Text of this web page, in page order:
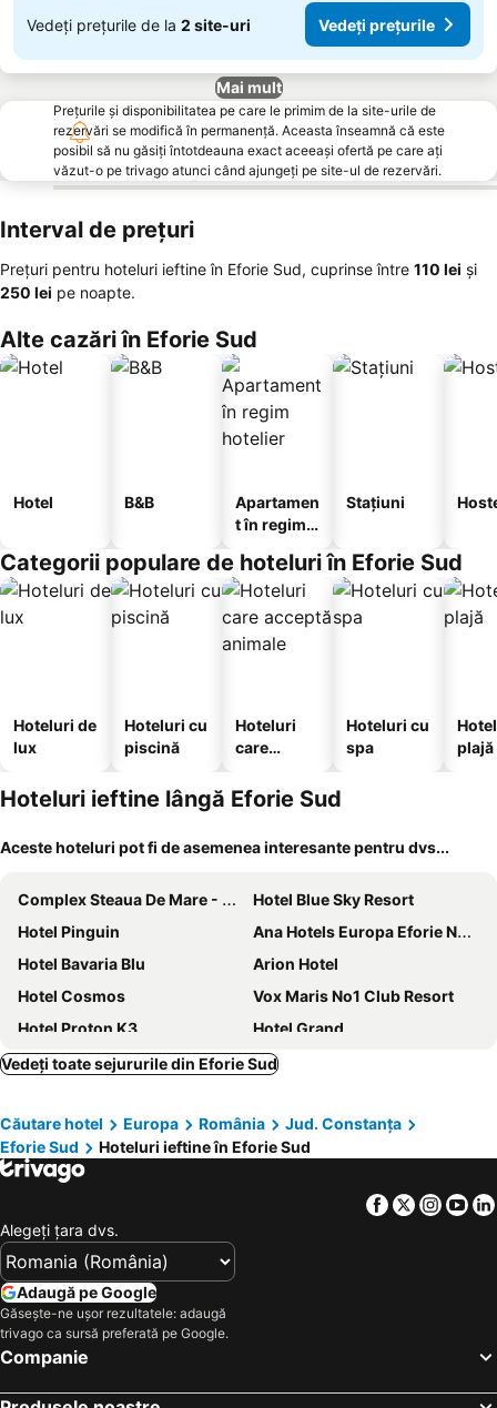
Vedeți prețurile de la 2 site-uri Vedeți prețurile
Mai mult
Prețurile și disponibilitatea pe care le primim de la site-urile de
rezervări se modifică în permanență. Aceasta înseamnă că este
posibil să nu găsiți întotdeauna exact aceeași ofertă pe care ați
văzut-o pe trivago atunci când ajungeți pe site-ul de rezervări.
Interval de prețuri
Prețuri pentru hoteluri ieftine în Eforie Sud, cuprinse între ‎110 lei și
‎250 lei pe noapte.
Alte cazări în Eforie Sud
Hotel B&B
Apartamen
t în regim
Stațiuni
Categorii populare de hoteluri în Eforie Sud
Hoteluri de
lux
Hoteluri cu
piscină
Hoteluri
care
animale
Hoteluri cu
spa
plajă
Hoteluri ieftine lângă Eforie Sud
Aceste hoteluri pot fi de asemenea interesante pentru dvs...
Complex Steaua De Mare - Delfinul
Hotel Blue Sky Resort
Hotel Pinguin
Ana Hotels Europa Eforie Nord
Hotel Bavaria Blu
Arion Hotel
Hotel Cosmos
Vox Maris No1 Club Resort
Hotel Proton K3
Hotel Grand
Oltenia
Hotel Gloria
Hotel Megalos
Hotel Oxford
Hotel Valul Magic
Casa Mario
Tiberius Residence
Vila La Mer
Hotel 2D Resort and Spa
Hotel Terra
Pension Iory`s
Hotel Parc
Complex Bran Brad Bega
Vedeți toate sejururile din Eforie Sud
Căutare hotel Europa România
Jud. Constanţa
Eforie Sud
Hoteluri ieftine în Eforie Sud
Facebook
Twitter
Alegeţi ţara dvs.
Adaugă pe Google
Găsește-ne ușor rezultatele: adaugă
trivago ca sursă preferată pe Google.
Companie